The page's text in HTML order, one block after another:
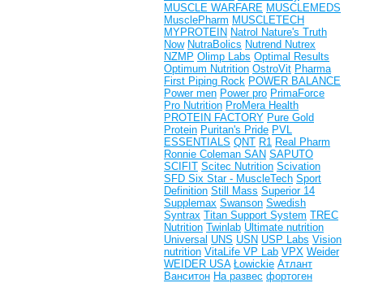
MUSCLE WARFARE MUSCLEMEDS
MusclePharm MUSCLETECH
MYPROTEIN Natrol Nature's Truth
Now NutraBolics Nutrend Nutrex
NZMP Olimp Labs Optimal Results
Optimum Nutrition OstroVit Pharma
First Piping Rock POWER BALANCE
Power men Power pro PrimaForce
Pro Nutrition ProMera Health
PROTEIN FACTORY Pure Gold
Protein Puritan's Pride PVL
ESSENTIALS QNT R1 Real Pharm
Ronnie Coleman SAN SAPUTO
SCIFIT Scitec Nutrition Scivation
SFD Six Star - MuscleTech Sport
Definition Still Mass Superior 14
Supplemax Swanson Swedish
Syntrax Titan Support System TREC
Nutrition Twinlab Ultimate nutrition
Universal UNS USN USP Labs Vision
nutrition VitaLife VP Lab VPX Weider
WEIDER USA Łowickie Атлант
Ванситон На развес фортоген